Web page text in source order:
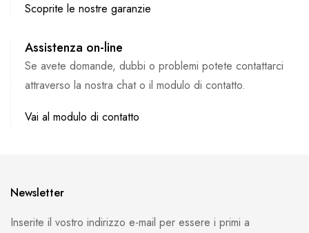
Scoprite le nostre garanzie
Assistenza on-line
Se avete domande, dubbi o problemi potete contattarci
attraverso la nostra chat o il modulo di contatto.
Vai al modulo di contatto
Newsletter
Inserite il vostro indirizzo e-mail per essere i primi a